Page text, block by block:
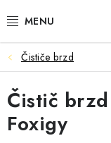
na
REALIZACE & ŘEŠENÍ
AKCE A NOVINKY
VYBAVENÍ
Čističe brzd
Čistič
Foxigy